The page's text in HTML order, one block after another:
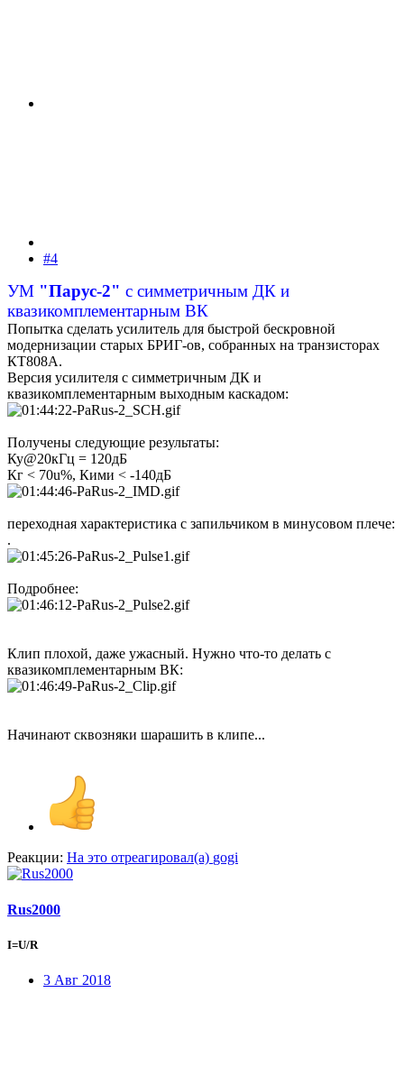
#4
УМ "Парус-2" с симметричным ДК и
квазикомплементарным ВК
Попытка сделать усилитель для быстрой бескровной
модернизации старых БРИГ-ов, собранных на транзисторах
КТ808А.
Версия усилителя с симметричным ДК и
квазикомплементарным выходным каскадом:
Получены следующие результаты:
Ку@20кГц = 120дБ
Кг < 70u%, Кими < -140дБ
переходная характеристика с запильчиком в минусовом плече:
.
Подробнее:
Клип плохой, даже ужасный. Нужно что-то делать с
квазикомплементарным ВК:
Начинают сквозняки шарашить в клипе...
Реакции: На это отреагировал(а) gogi
Rus2000
I=U/R
3 Авг 2018